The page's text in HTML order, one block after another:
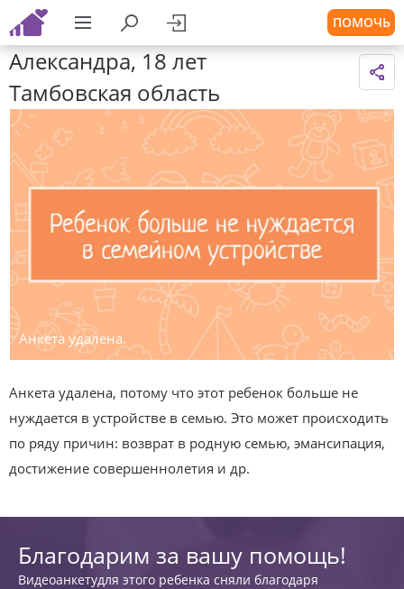
ПОМОЧЬ
Александра, 18 лет
Тамбовская область
Анкета удалена.
Анкета удалена, потому что этот ребенок больше не
нуждается в устройстве в семью. Это может происходить
по ряду причин: возврат в родную семью, эмансипация,
достижение совершеннолетия и др.
Благодарим за вашу помощь!
Видеоанкетудля этого ребенка сняли благодаря